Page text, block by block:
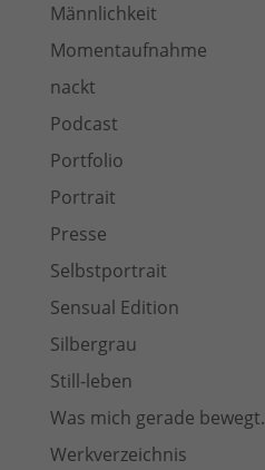
Männlichkeit
Momentaufnahme
nackt
Podcast
Portfolio
Portrait
Presse
Selbstportrait
Sensual Edition
Silbergrau
Still-leben
Was mich gerade bewegt.
Werkverzeichnis